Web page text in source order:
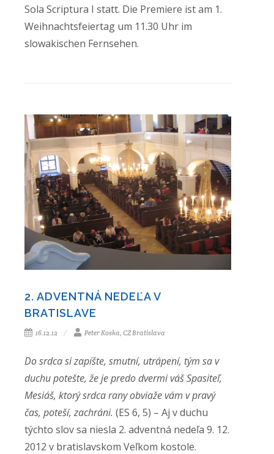
Sola Scriptura I statt. Die Premiere ist am 1.
Weihnachtsfeiertag um 11.30 Uhr im
slowakischen Fernsehen.
2. ADVENTNÁ NEDEĽA V
BRATISLAVE
16.12.12 Peter Koska, CZ Bratislava
Do srdca si zapíšte, smutní, utrápení, tým sa v
duchu potešte, že je predo dvermi váš Spasiteľ,
Mesiáš, ktorý srdca rany obviaže vám v pravý
čas, poteší, zachráni. (ES 6, 5) – Aj v duchu
týchto slov sa niesla 2. adventná nedeľa 9. 12.
2012 v bratislavskom Veľkom kostole.